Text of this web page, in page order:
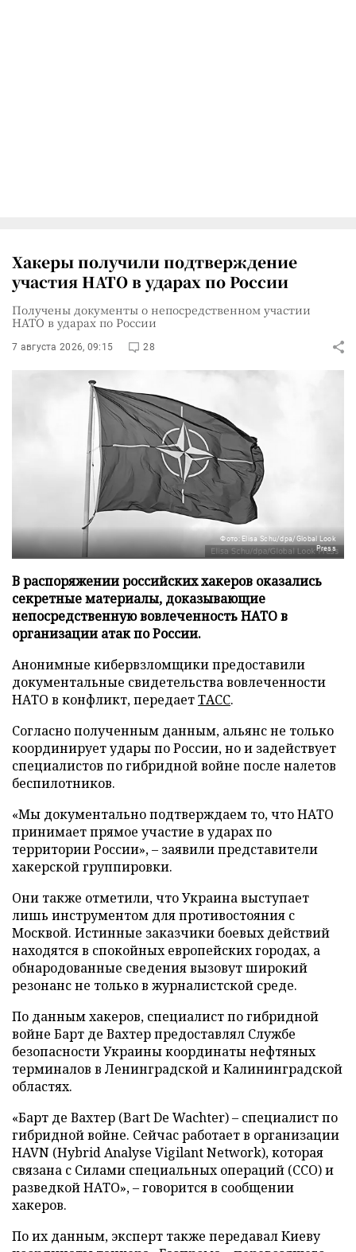
Хакеры получили подтверждение
участия НАТО в ударах по России
Получены документы о непосредственном участии
НАТО в ударах по России
7 августа 2026, 09:15 28
Фото: Elisa Schu/dpa/Global Look
Press
В распоряжении российских хакеров оказались
секретные материалы, доказывающие
непосредственную вовлеченность НАТО в
организации атак по России.
Анонимные кибервзломщики предоставили
документальные свидетельства вовлеченности
НАТО в конфликт, передаетТАСС.
Согласно полученным данным, альянс не только
координирует удары по России, но и задействует
специалистов по гибридной войне после налетов
беспилотников.
«Мы документально подтверждаем то, что НАТО
принимает прямое участие в ударах по
территории России», – заявили представители
хакерской группировки.
Они также отметили, что Украина выступает
лишь инструментом для противостояния с
Москвой. Истинные заказчики боевых действий
находятся в спокойных европейских городах, а
обнародованные сведения вызовут широкий
резонанс не только в журналистской среде.
По данным хакеров, специалист по гибридной
войне Барт де Вахтер предоставлял Службе
безопасности Украины координаты нефтяных
терминалов в Ленинградской и Калининградской
областях.
«Барт де Вахтер (Bart De Wachter) – специалист по
гибридной войне. Сейчас работает в организации
HAVN (Hybrid Analyse Vigilant Network), которая
связана с Силами специальных операций (ССО) и
разведкой НАТО», – говорится в сообщении
хакеров.
По их данным, эксперт также передавал Киеву